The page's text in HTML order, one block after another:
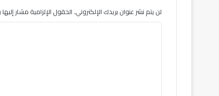
لن يتم نشر عنوان بريدك الإلكتروني.الحقول الإلزامية مشار إليها